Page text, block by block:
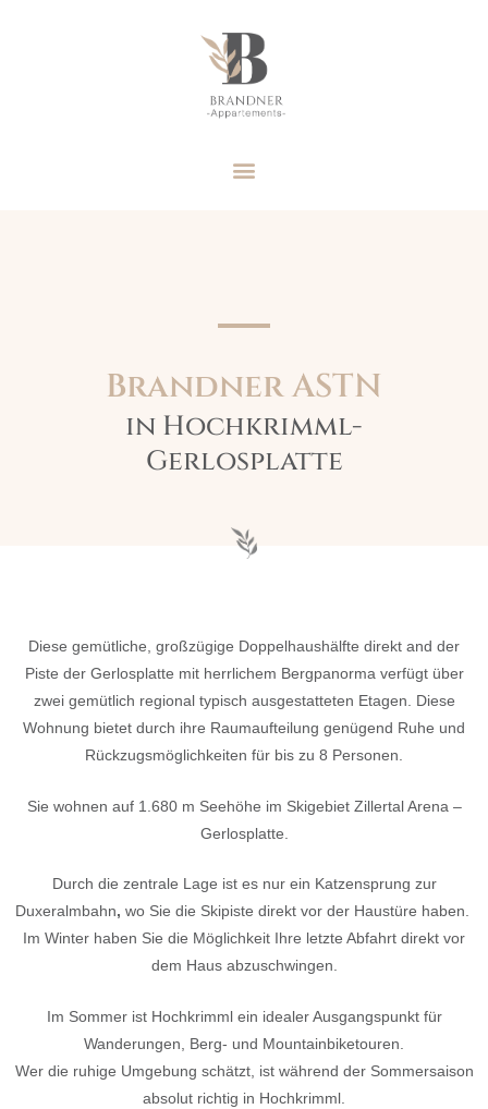
Brandner ASTN
in Hochkrimml-
Gerlosplatte
Diese gemütliche, großzügige Doppelhaushälfte direkt and der
Piste der Gerlosplatte mit herrlichem Bergpanorma verfügt über
zwei gemütlich regional typisch ausgestatteten Etagen. Diese
Wohnung bietet durch ihre Raumaufteilung genügend Ruhe und
Rückzugsmöglichkeiten für bis zu 8 Personen.
Sie wohnen auf 1.680 m Seehöhe im Skigebiet Zillertal Arena –
Gerlosplatte.
Durch die zentrale Lage ist es nur ein Katzensprung zur
Duxeralmbahn, wo Sie die Skipiste direkt vor der Haustüre haben.
Im Winter haben Sie die Möglichkeit Ihre letzte Abfahrt direkt vor
dem Haus abzuschwingen.
Im Sommer ist Hochkrimml ein idealer Ausgangspunkt für
Wanderungen, Berg- und Mountainbiketouren.
Wer die ruhige Umgebung schätzt, ist während der Sommersaison
absolut richtig in Hochkrimml.